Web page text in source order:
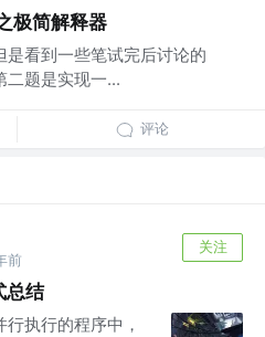
极简解释器
看到一些笔试完后讨论的
二题是实现一...
评论
前
关注
总结
执行的程序中，